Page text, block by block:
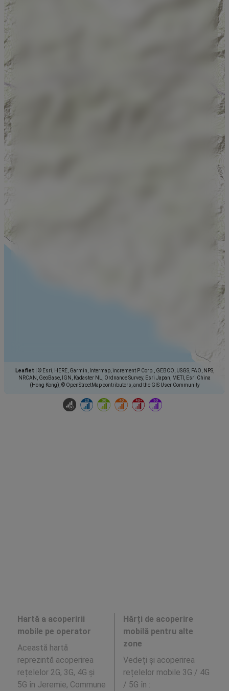
Leaflet
© Esri, HERE, Garmin, Intermap, increment P Corp., GEBCO, USGS, FAO, NPS,
NRCAN, GeoBase, IGN, Kadaster NL, Ordnance Survey, Esri Japan, METI, Esri China
(Hong Kong), © OpenStreetMap contributors, and the GIS User Community
Hartă a acoperirii
mobile pe operator
Această hartă
reprezintă acoperirea
rețelelor 2G, 3G, 4G și
5G în Jeremie, Commune
Hărți de acoperire
mobilă pentru alte
zone
Vedeți și acoperirea
rețelelor mobile 3G / 4G
/ 5G în :